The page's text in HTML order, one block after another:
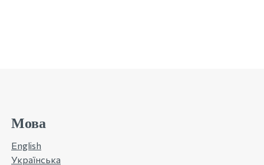
Мова
English
Українська